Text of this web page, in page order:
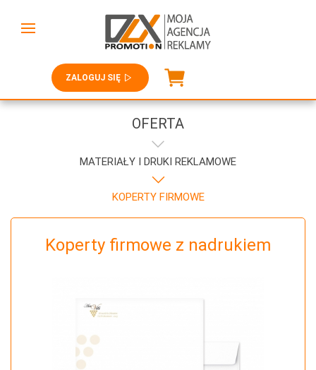
ZALOGUJ SIĘ
OFERTA
MATERIAŁY I DRUKI REKLAMOWE
KOPERTY FIRMOWE
Koperty firmowe z nadrukiem